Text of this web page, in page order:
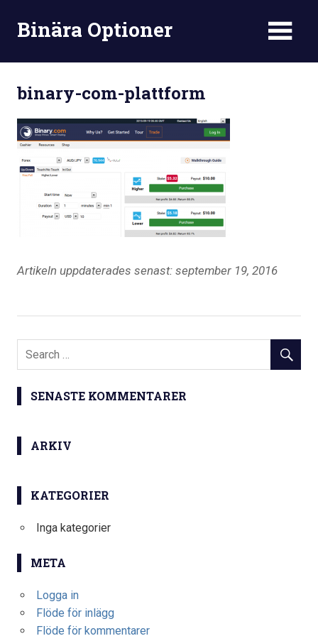
Binära Optioner
binary-com-plattform
Artikeln uppdaterades senast: september 19, 2016
SENASTE KOMMENTARER
ARKIV
KATEGORIER
Inga kategorier
META
Logga in
Flöde för inlägg
Flöde för kommentarer